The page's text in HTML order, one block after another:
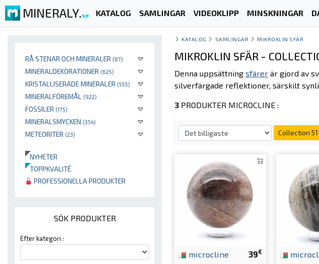
MINERALY.se KATALOG SAMLINGAR VIDEOKLIPP MINSKNINGAR
RÅ STENAR OCH MINERALER (87)
MINERALDEKORATIONER (625)
KRISTALLISERADE MINERALER (555)
MINERALFÖREMÅL (922)
FOSSILER (175)
MINERALSMYCKEN (354)
METEORITER (23)
NYHETER
TOPPKVALITÉ
PROFESSIONELLA PRODUKTER
SÖK PRODUKTER
Efter kategori :
KATALOG SAMLINGAR MIKROKLIN SFÄR
MIKROKLIN SFÄR -
Denna uppsättning sfärer är gjord av
silverfärgade reflektioner, särskilt
3 PRODUKTER MICROCLINE :
Collection
39€
microcline